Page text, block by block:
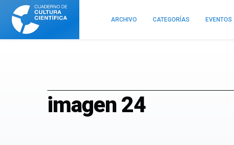
Cuaderno
Cultura
Científica
ARCHIVO CATEGORÍAS EVENTOS
imagen 24